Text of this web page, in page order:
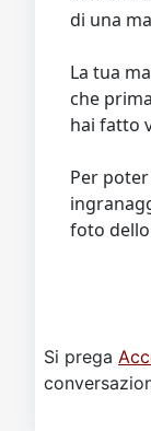
di una
La tua
che
hai fatto
Per
foto
Si prega